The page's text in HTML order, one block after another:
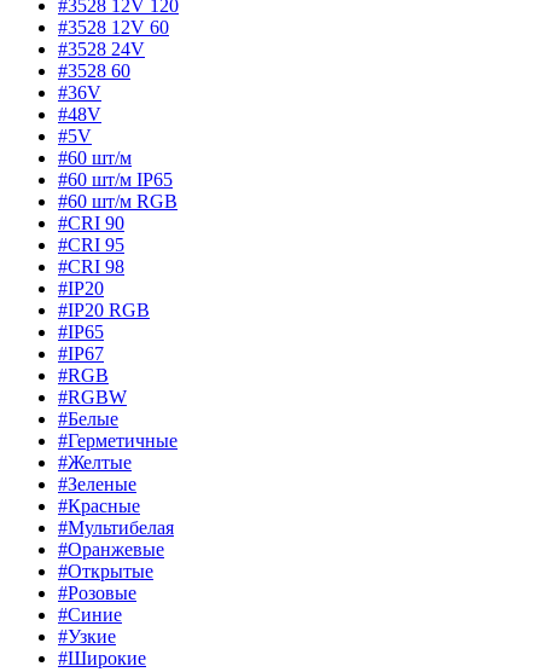
#3528 12V 120
#3528 12V 60
#3528 24V
#3528 60
#36V
#48V
#5V
#60 шт/м
#60 шт/м IP65
#60 шт/м RGB
#CRI 90
#CRI 95
#CRI 98
#IP20
#IP20 RGB
#IP65
#IP67
#RGB
#RGBW
#Белые
#Герметичные
#Желтые
#Зеленые
#Красные
#Мультибелая
#Оранжевые
#Открытые
#Розовые
#Синие
#Узкие
#Широкие